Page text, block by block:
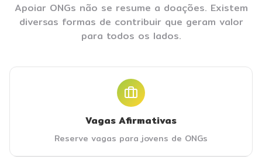
Apoiar ONGs não se resume a doações. Existem
diversas formas de contribuir que geram valor
para todos os lados.
Vagas Afirmativas
Reserve vagas para jovens de ONGs